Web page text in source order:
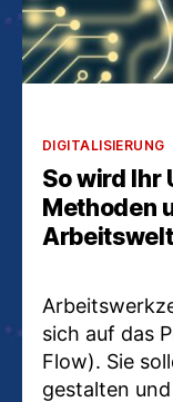
Kategorien
DIGITALISIERUNG
So wird Ihr
Methoden
Arbeitswelt
sich auf das
Flow). Sie
gestalten